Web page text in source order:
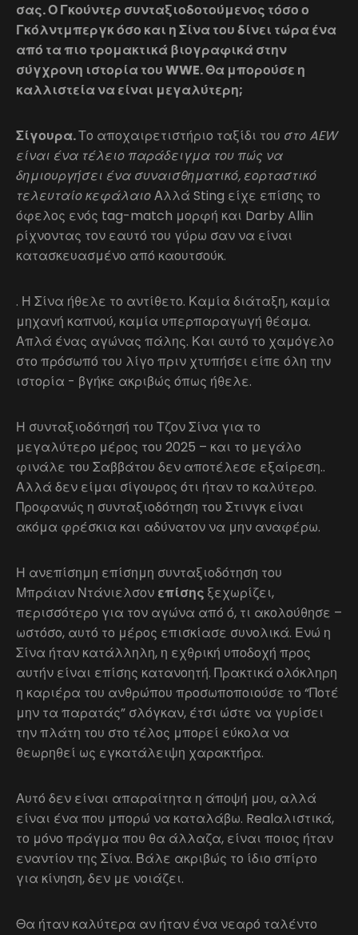
σας. Ο Γκούντερ συνταξιοδοτούμενος τόσο ο
Γκόλντμπεργκ όσο και η Σίνα του δίνει τώρα ένα
από τα πιο τρομακτικά βιογραφικά στην
σύγχρονη ιστορία του WWE. Θα μπορούσε η
καλλιστεία να είναι μεγαλύτερη;
Σίγουρα.Το αποχαιρετιστήριο ταξίδι του στο AEW
είναι ένα τέλειο παράδειγμα του πώς να
δημιουργήσει ένα συναισθηματικό, εορταστικό
τελευταίο κεφάλαιοΑλλά Sting είχε επίσης το
όφελος ενός tag-match μορφή και Darby Allin
ρίχνοντας τον εαυτό του γύρω σαν να είναι
κατασκευασμένο από καουτσούκ.
. Η Σίνα ήθελε το αντίθετο. Καμία διάταξη, καμία
μηχανή καπνού, καμία υπερπαραγωγή θέαμα.
Απλά ένας αγώνας πάλης. Και αυτό το χαμόγελο
στο πρόσωπό του λίγο πριν χτυπήσει είπε όλη την
ιστορία - βγήκε ακριβώς όπως ήθελε.
Η συνταξιοδότησή του Τζον Σίνα για το
μεγαλύτερο μέρος του 2025 – και το μεγάλο
φινάλε του Σαββάτου δεν αποτέλεσε εξαίρεση..
Αλλά δεν είμαι σίγουρος ότι ήταν το καλύτερο.
Προφανώς η συνταξιοδότηση του Στινγκ είναι
ακόμα φρέσκια και αδύνατον να μην αναφέρω.
Η ανεπίσημη επίσημη συνταξιοδότηση του
Μπράιαν Ντάνιελσον επίσης ξεχωρίζει,
περισσότερο για τον αγώνα από ό, τι ακολούθησε –
ωστόσο, αυτό το μέρος επισκίασε συνολικά. Ενώ η
Σίνα ήταν κατάλληλη, η εχθρική υποδοχή προς
αυτήν είναι επίσης κατανοητή. Πρακτικά ολόκληρη
η καριέρα του ανθρώπου προσωποποιούσε το “Ποτέ
μην τα παρατάς” σλόγκαν, έτσι ώστε να γυρίσει
την πλάτη του στο τέλος μπορεί εύκολα να
θεωρηθεί ως εγκατάλειψη χαρακτήρα.
Αυτό δεν είναι απαραίτητα η άποψή μου, αλλά
είναι ένα που μπορώ να καταλάβω. Realαλιστικά,
το μόνο πράγμα που θα άλλαζα, είναι ποιος ήταν
εναντίον της Σίνα. Βάλε ακριβώς το ίδιο σπίρτο
για κίνηση, δεν με νοιάζει.
Θα ήταν καλύτερα αν ήταν ένα νεαρό ταλέντο